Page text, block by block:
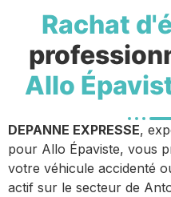
Rachat
Allo
DEPANNE EXPRESSE,
pour Allo Épaviste, vous
votre véhicule accidenté
actif sur le secteur de